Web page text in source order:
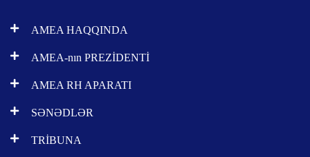
AMEA HAQQINDA
AMEA-nın PREZİDENTİ
AMEA RH APARATI
SƏNƏDLƏR
TRİBUNA